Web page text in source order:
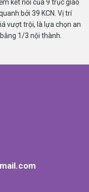
kết nối của 9 trục giao
bởi 39 KCN. Vị trí
vượt trội, là lựa chọn an
1/3 nội thành.